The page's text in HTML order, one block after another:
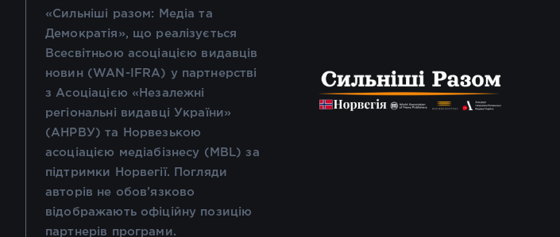
«Сильніші разом: Медіа та
Демократія», що реалізується
Всесвітньою асоціацією видавців
новин (WAN-IFRA) у партнерстві
з Асоціацією «Незалежні
регіональні видавці України»
(АНРВУ) та Норвезькою
асоціацією медіабізнесу (MBL) за
підтримки Норвегії. Погляди
авторів не обов’язково
відображають офіційну позицію
партнерів програми.